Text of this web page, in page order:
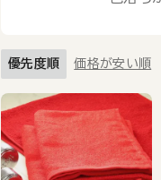
優先度順 価格が安い順